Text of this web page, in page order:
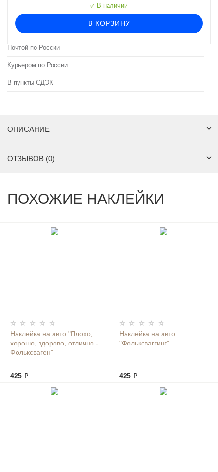
В наличии
В КОРЗИНУ
Почтой по России
Курьером по России
В пункты СДЭК
ОПИСАНИЕ
ОТЗЫВОВ (0)
ПОХОЖИЕ НАКЛЕЙКИ
Наклейка на авто "Плохо,
хорошо, здорово, отлично -
Фольксваген"
425 ₽
Наклейка на авто
"Фольксваггинг"
425 ₽